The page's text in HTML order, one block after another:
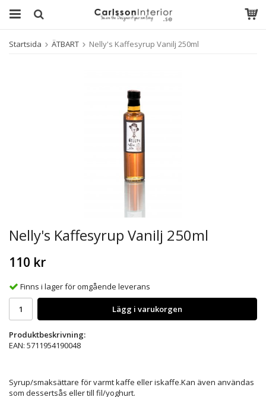
Startsida ÄTBART Nelly's Kaffesyrup Vanilj 250ml
Nelly's Kaffesyrup Vanilj 250ml
110 kr
Finns i lager för omgående leverans
Lägg i varukorgen
Produktbeskrivning:
EAN: 5711954190048
Syrup/smaksättare för varmt kaffe eller iskaffe.Kan även användas
som dessertsås eller till fil/yoghurt.